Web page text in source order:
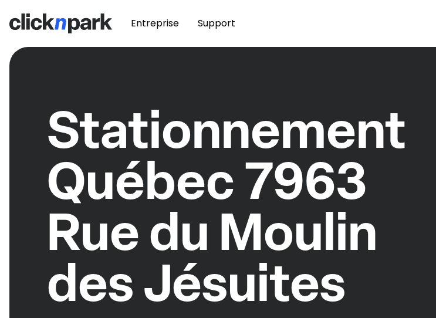
Entreprise Support
Stationnement
Québec 7963
Rue du Moulin
des Jésuites